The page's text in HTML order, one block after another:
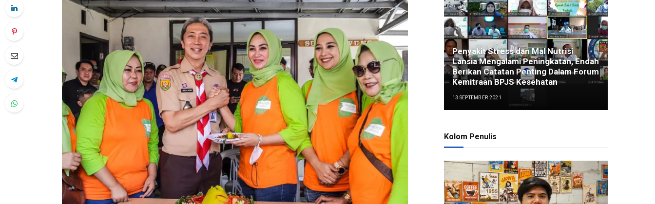
Penyakit Stress dan Mal Nutrisi
Lansia Mengalami Peningkatan, Endah
Berikan Catatan Penting Dalam Forum
Kemitraan BPJS Kesehatan
13 SEPTEMBER 2021
Kolom Penulis